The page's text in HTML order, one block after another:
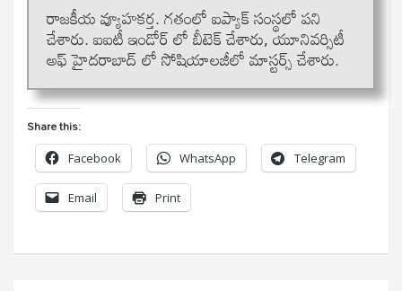
రాజకీయ వ్యూహకర్త. గతంలో ఐప్యాక్ సంస్థలో పని
చేశారు. ఐఐటీ ఇండోర్ లో బీటెక్ చేశారు, యూనివర్సిటీ
అఫ్ హైదరాబాద్ లో సోషియాలజీలో మాస్టర్స్ చేశారు.
Share this:
Facebook WhatsApp Telegram
Email Print